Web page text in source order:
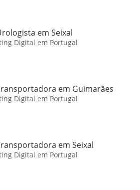
em Seixal
Digital em Portugal
em Guimarães
Digital em Portugal
em Seixal
Digital em Portugal